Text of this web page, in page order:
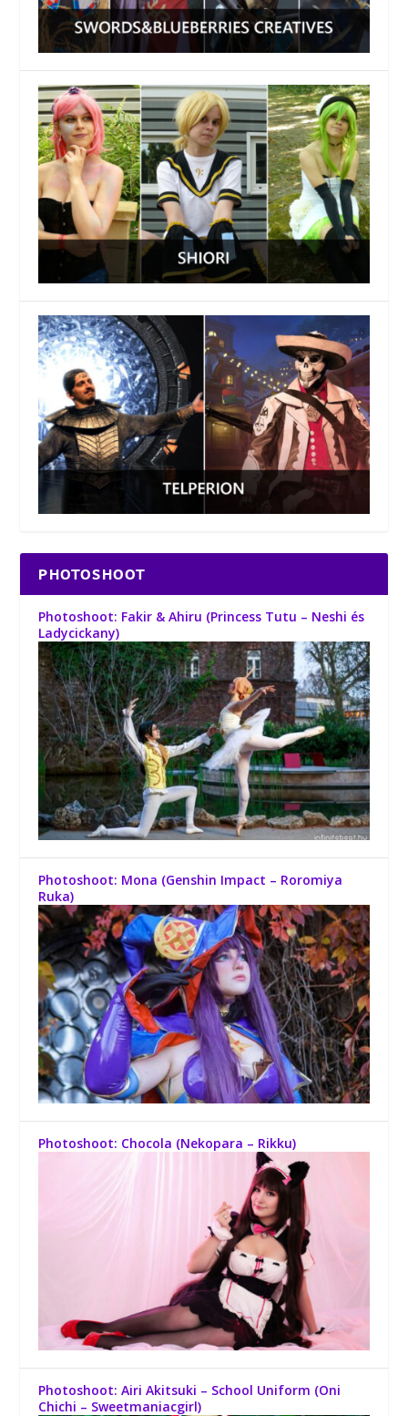
PHOTOSHOOT
Photoshoot: Fakir & Ahiru (Princess Tutu – Neshi és
Ladycickany)
Photoshoot: Mona (Genshin Impact – Roromiya
Ruka)
Photoshoot: Chocola (Nekopara – Rikku)
Photoshoot: Airi Akitsuki – School Uniform (Oni
Chichi – Sweetmaniacgirl)